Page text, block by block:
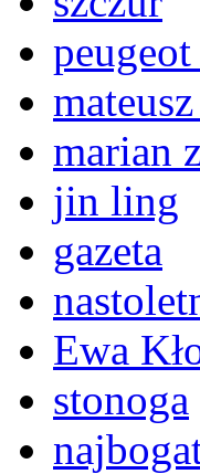
marian
jin ling
gazeta
Ewa
stonoga